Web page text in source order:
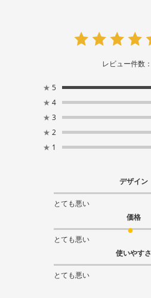
レビュー件数：
★ 5
★ 4
★ 3
★ 2
★ 1
デザイン
とても悪い
価格
とても悪い
使いやすさ
とても悪い